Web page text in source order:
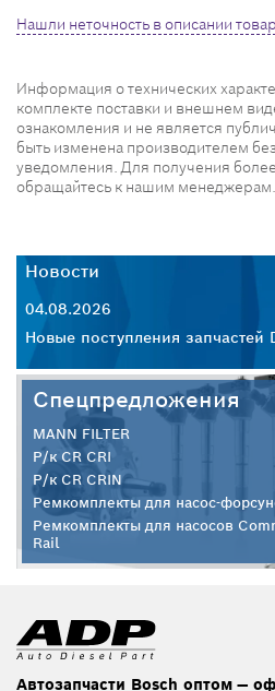
Нашли неточность в описании
Информация о технических
комплекте поставки и внешнем
ознакомления и не является
быть изменена производителем
уведомления. Для получения
обращайтесь к нашим менеджерам.
Новости
04.08.2026
Новые поступления запчастей
Спецпредложения
MANN FILTER
Р/к CR CRI
Р/к CR CRIN
Ремкомплекты для насос-
Ремкомплекты для насосов
Rail
Автозапчасти Bosch оптом —